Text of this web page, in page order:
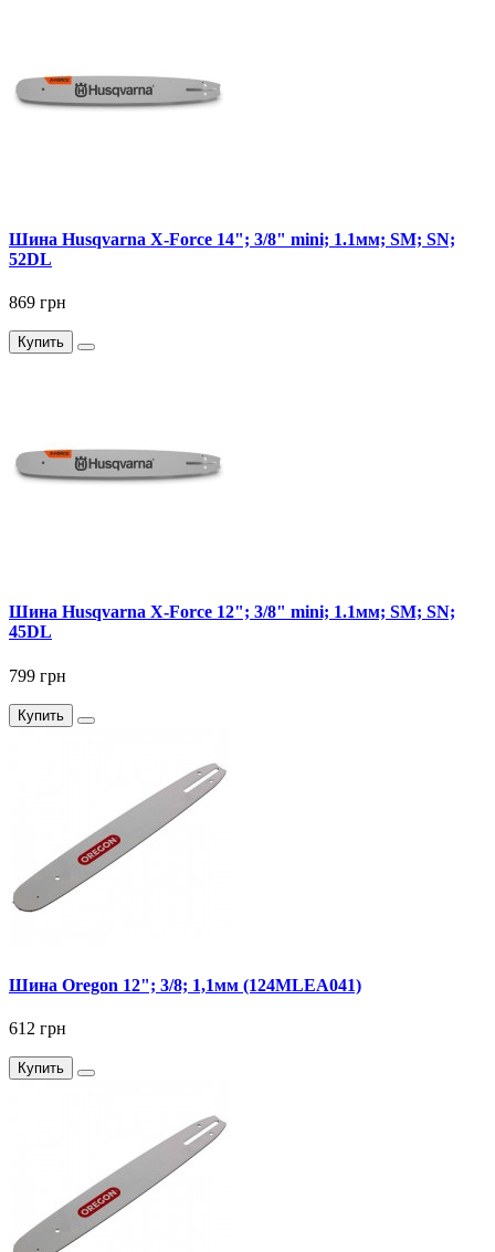
Шина Husqvarna X-Force 14"; 3/8" mini; 1.1мм; SM; SN;
52DL
869 грн
Купить
Шина Husqvarna X-Force 12"; 3/8" mini; 1.1мм; SM; SN;
45DL
799 грн
Купить
Шина Oregon 12"; 3/8; 1,1мм (124MLEA041)
612 грн
Купить